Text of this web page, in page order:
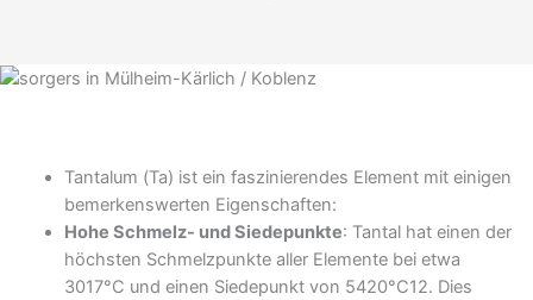
Tantalum (Ta) ist ein faszinierendes Element mit einigen
bemerkenswerten Eigenschaften:
Hohe Schmelz- und Siedepunkte: Tantal hat einen der
höchsten Schmelzpunkte aller Elemente bei etwa
3017°C und einen Siedepunkt von 5420°C12. Dies